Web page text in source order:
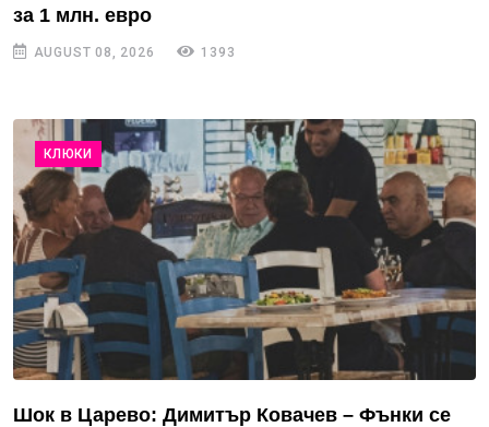
за 1 млн. евро
AUGUST 08, 2026 1393
КЛЮКИ
Шок в Царево: Димитър Ковачев – Фънки се